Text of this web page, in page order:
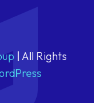
| All Rights